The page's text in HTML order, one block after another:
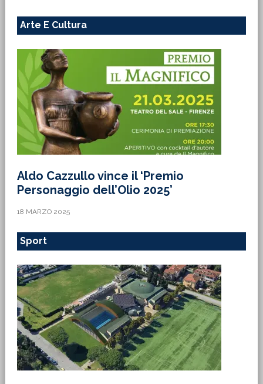
Arte E Cultura
Aldo Cazzullo vince il ‘Premio
Personaggio dell’Olio 2025’
18 MARZO 2025
Sport